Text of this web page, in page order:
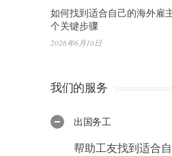
如何找到适合自己的海外雇
个关键步骤
2026年6月10日
我们的服务
出国务工
帮助工友找到适合